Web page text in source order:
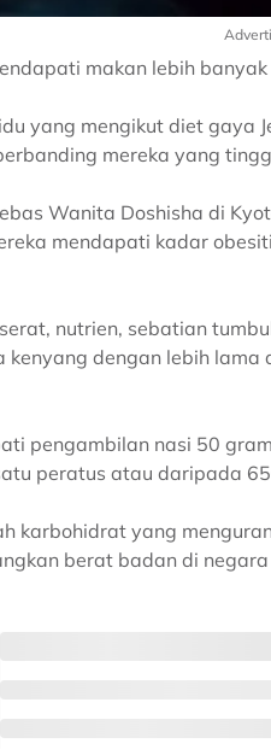
makan lebih
yang mengikut diet gaya
mereka yang
Wanita Doshisha di
mendapati kadar
nutrien, sebatian
dengan lebih
pengambilan nasi 50
peratus atau daripada
karbohidrat yang
berat badan di